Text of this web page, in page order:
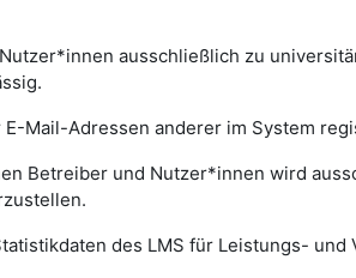
ausschließlich zu
E-Mail-Adressen anderer im System
Betreiber und Nutzer*innen wird
des LMS für Leistungs-